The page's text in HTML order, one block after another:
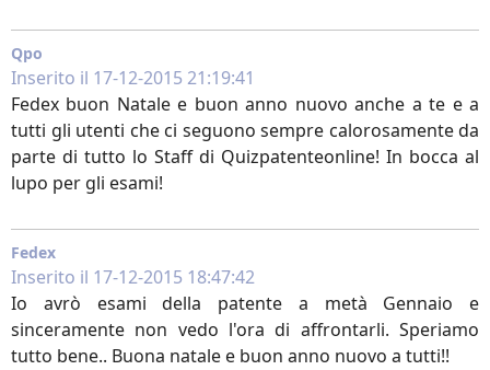
Qpo
Inserito il 17-12-2015 21:19:41
Fedex buon Natale e buon anno nuovo anche a te e a
tutti gli utenti che ci seguono sempre calorosamente da
parte di tutto lo Staff di Quizpatenteonline! In bocca al
lupo per gli esami!
Fedex
Inserito il 17-12-2015 18:47:42
Io avrò esami della patente a metà Gennaio e
sinceramente non vedo l'ora di affrontarli. Speriamo
tutto bene.. Buona natale e buon anno nuovo a tutti!!